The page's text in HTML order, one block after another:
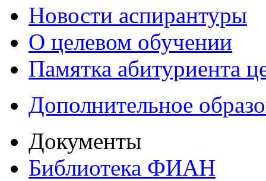
Новости аспирантуры
О целевом обучении
Памятка абитуриента
Дополнительное
Документы
Библиотека ФИАН